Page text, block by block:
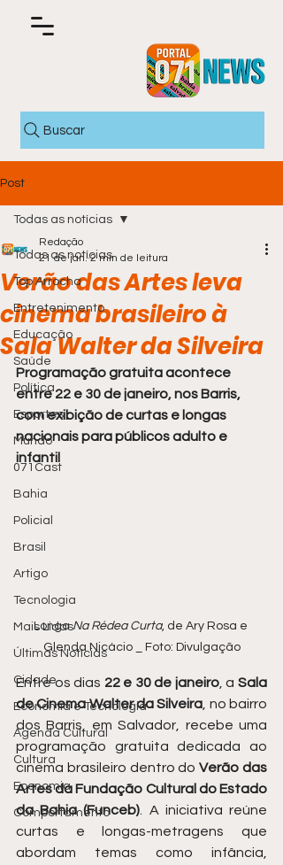
Buscar
Post
Todas as notícias
Top Arrocha
Entretenimento
Educação
Saúde
Política
Esportes
Mundo
071Cast
Bahia
Policial
Brasil
Artigo
Tecnologia
Mais Lidas
Últimas Notícias
Cidade
Economia e Tecnologia
Agenda Cultural
Cultura
Economia
Comportamento
Todas as notícias
Verão das Artes leva
cinema brasileiro à
Sala Walter da Silveira
Redação
21 de jan. 2 min de leitura
Programação gratuita acontece
entre 22 e 30 de janeiro, nos Barris,
com exibição de curtas e longas
nacionais para públicos adulto e
infantil
Longa Na Rédea Curta, de Ary Rosa e
Glenda Nicácio _ Foto: Divulgação
Entre os dias 22 e 30 de janeiro, a Sala
de Cinema Walter da Silveira , no bairro
dos Barris, em Salvador, recebe uma
programação gratuita dedicada ao
cinema brasileiro dentro do Verão das
Artes da Fundação Cultural do Estado
da Bahia (Funceb) . A iniciativa reúne
curtas e longas-metragens que
abordam temas como infância,